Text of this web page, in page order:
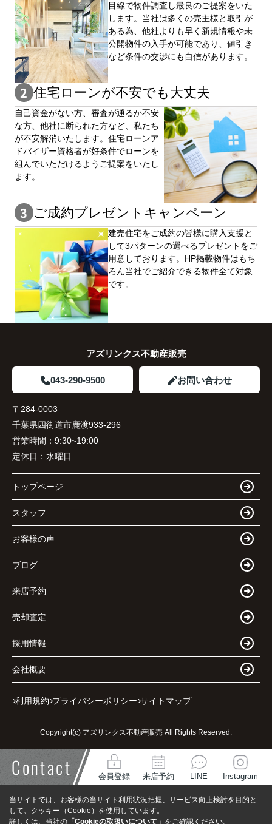
目線で物件調査し最良のご提案をいた
します。当社は多くの売主様と取引が
ある為、他社よりも早く新規情報や未
公開物件の⼊手が可能であり、値引き
など条件の交渉にも自信があります。
住宅ローンが不安でも大丈夫
自⼰資⾦がない⽅、審査が通るか不安
な⽅、他社に断られた⽅など、私たち
が不安解消いたします。住宅ローンア
ドバイザー資格者が好条件でローンを
組んでいただけるようご提案をいたし
ます。
ご成約プレゼントキャンペーン
建売住宅をご成約の皆様に購⼊⽀援と
して3パターンの選べるプレゼントをご
用意しております。HP掲載物件はもち
ろん当社でご紹介できる物件全て対象
です。
アズリンクス不動産販売
043-290-9500 お問い合わせ
〒284-0003
千葉県四街道市鹿渡933-296
営業時間： 9:30~19:00
定休日： 水曜日
トップページ
スタッフ
お客様の声
ブログ
来店予約
売却査定
採用情報
会社概要
利用規約 プライバシーポリシー サイトマップ
Copyright(c) アズリンクス不動産販売 All Rights Reserved.
Contact 会員登録 来店予約 LINE Instagram
当サイトでは、お客様の当サイト利用状況把握、サービス向上検討を目的と
して、クッキー（Cookie）を使用しています。
詳しくは、当社の 「Cookieの取扱いについて」 をご確認ください。